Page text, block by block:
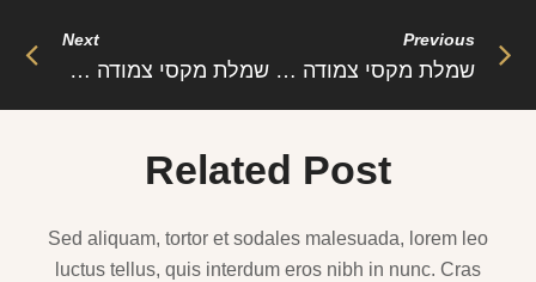
Previous
שמלת מקסי צמודה עם כתף מרופד ושרוול ארוך אלגנטית – דגם ג’יי ג’יי
Next
שמלת מקסי צמודה מחשוף X עמוק – לילי
Related Post
Sed aliquam, tortor et sodales malesuada, lorem leo
luctus tellus, quis interdum eros nibh in nunc. Cras